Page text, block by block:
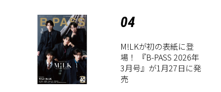
04
M!LKが初の表紙に登
場！ 『B-PASS 2026年
3月号』が1月27日に発
売